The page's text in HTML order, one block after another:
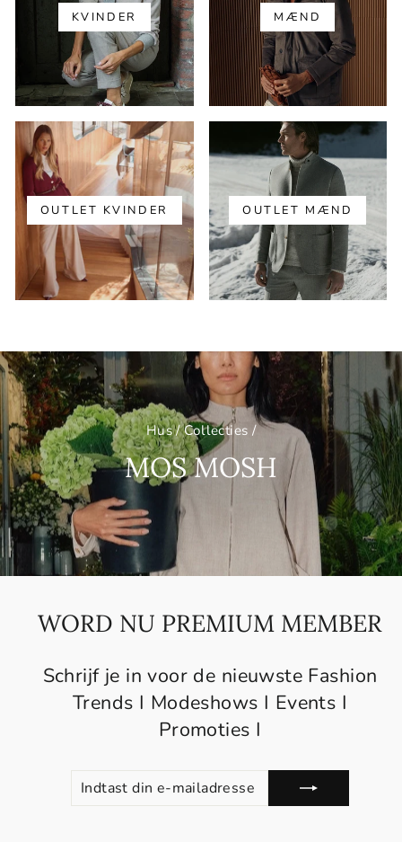
KVINDER MÆND
OUTLET KVINDER OUTLET MÆND
Hus / Collecties /
MOS MOSH
WORD NU PREMIUM MEMBER
Schrijf je in voor de nieuwste Fashion
Trends I Modeshows I Events I
Promoties I
DIN
E-